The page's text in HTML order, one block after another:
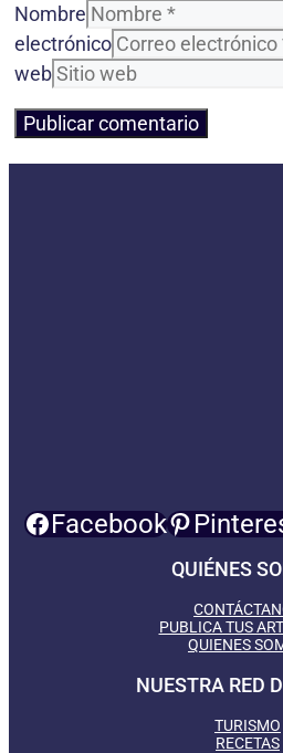
Nombre
electrónico
web
Facebook
QUIÉNES
PUBLICA TUS
QUIENES
NUESTRA RED
TURISMO
RECETAS